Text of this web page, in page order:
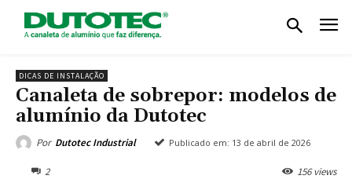
DICAS DE INSTALAÇÃO
Canaleta de sobrepor: modelos de
alumínio da Dutotec
Por Dutotec Industrial Publicado em: 13 de abril de 2026
2 156 views